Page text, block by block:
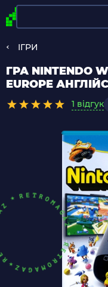
ІГРИ
ГРА NINTENDO
EUROPE
1 відгук